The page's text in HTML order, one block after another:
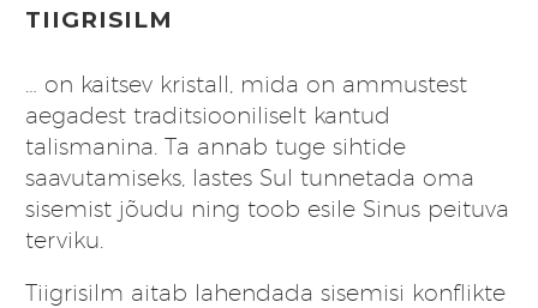
TIIGRISILM
… on kaitsev kristall, mida on ammustest
aegadest traditsiooniliselt kantud
talismanina. Ta annab tuge sihtide
saavutamiseks, lastes Sul tunnetada oma
sisemist jõudu ning toob esile Sinus peituva
terviku.
Tiigrisilm aitab lahendada sisemisi konflikte